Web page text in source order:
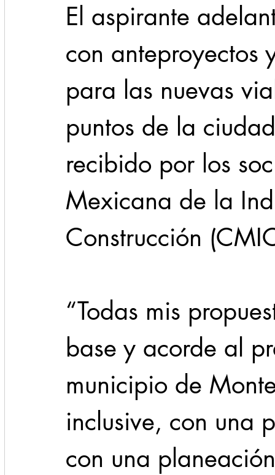
El aspirante
con anteproyectos
para las nuevas
puntos de la
recibido por los
Mexicana de la
Construcción
“Todas mis
base y acorde al
municipio de
inclusive, con una
con una